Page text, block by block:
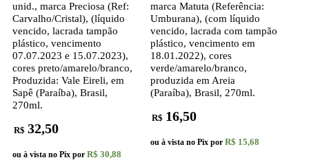
unid., marca Preciosa (Ref:
Carvalho/Cristal), (líquido
vencido, lacrada tampão
plástico, vencimento
07.07.2023 e 15.07.2023),
cores preto/amarelo/branco,
Produzida: Vale Eireli, em
Sapê (Paraíba), Brasil,
270ml.
R$ 32,50
ou à vista no Pix por R$ 30,88
marca Matuta (Referência:
Umburana), (com líquido
vencido, lacrada com tampão
plástico, vencimento em
18.01.2022), cores
verde/amarelo/branco,
produzida em Areia
(Paraíba), Brasil, 270ml.
R$ 16,50
ou à vista no Pix por R$ 15,68